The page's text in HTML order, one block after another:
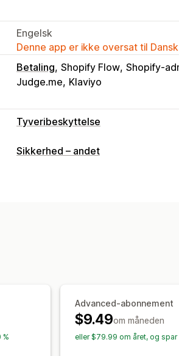
Engelsk
Denne app er ikke oversat til Dansk
Betaling Shopify Flow Shopify-
Judge.me Klaviyo
Tyveribeskyttelse
Beskyttede aktiver
Sikkerhed – andet
%
Advanced-abonnement
$9.49om måneden
eller $79.99 om året, og spar